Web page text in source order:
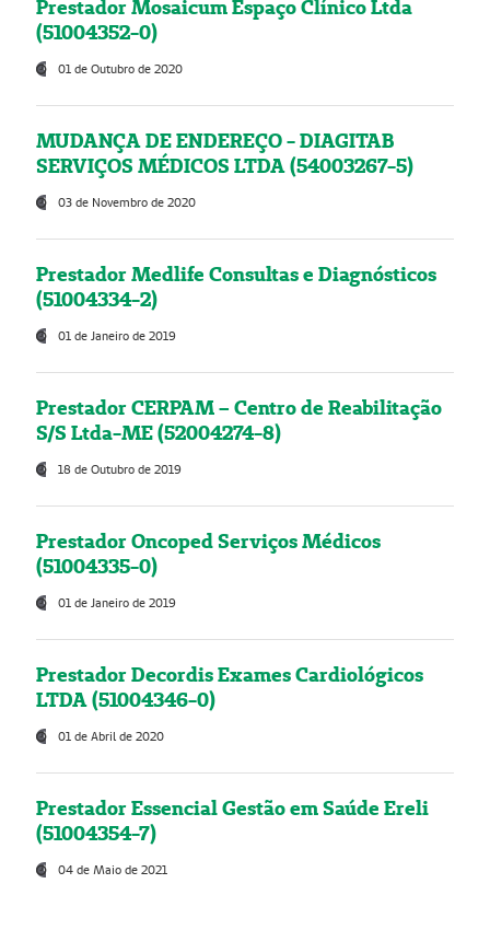
Prestador Mosaicum Espaço Clínico Ltda
(51004352-0)
01 de Outubro de 2020
MUDANÇA DE ENDEREÇO - DIAGITAB
SERVIÇOS MÉDICOS LTDA (54003267-5)
03 de Novembro de 2020
Prestador Medlife Consultas e Diagnósticos
(51004334-2)
01 de Janeiro de 2019
Prestador CERPAM – Centro de Reabilitação
S/S Ltda-ME (52004274-8)
18 de Outubro de 2019
Prestador Oncoped Serviços Médicos
(51004335-0)
01 de Janeiro de 2019
Prestador Decordis Exames Cardiológicos
LTDA (51004346-0)
01 de Abril de 2020
Prestador Essencial Gestão em Saúde Ereli
(51004354-7)
04 de Maio de 2021